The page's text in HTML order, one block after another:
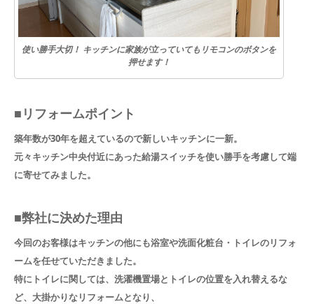
使い勝手大切！ キッチンに家族が立っていてもリモコンのボタンを
押せます！
■リフォームポイント
築年数が30年を超えているので新しいキッチンに一新。
元々キッチン中央付近にあった給湯スイッチを使い勝手を考慮して端
に寄せてみました。
■弊社に決めた理由
今回のお客様はキッチンの他にも浴室や洗面化粧台・トイレのリフォ
ームを任せていただきました。
特にトイレに関しては、洗濯機置場とトイレの位置を入れ替えるな
ど、大掛かりなリフォームとなり、